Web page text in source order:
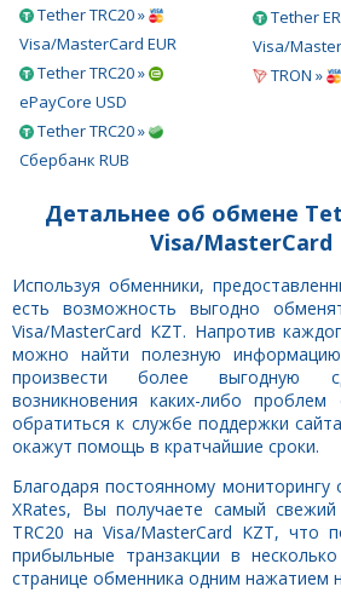
Tether TRC20 »
Visa/MasterCard EUR
Tether TRC20 »
ePayCore USD
Tether TRC20 »
Сбербанк RUB
Tether
Visa/
TRON »
Детальнее об обмене
Visa/MasterCard
Используя обменники,
есть возможность выгодно
Visa/MasterCard KZT. Напротив
можно найти полезную
произвести более выгодную
возникновения каких-либо
обратиться к службе поддержки
окажут помощь в кратчайшие сроки.
Благодаря постоянному мониторингу
XRates, Вы получаете самый
TRC20 на Visa/MasterCard KZT, что
прибыльные транзакции в
странице обменника одним нажатием